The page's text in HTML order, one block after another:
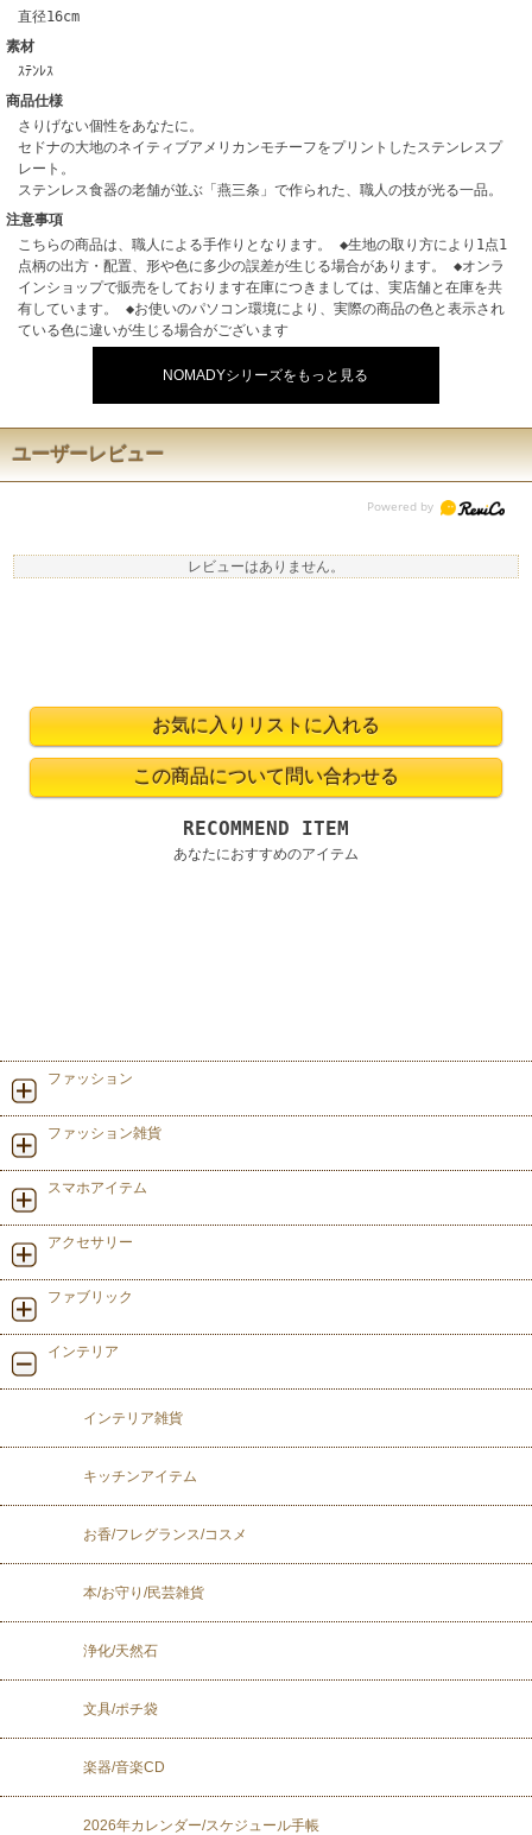
直径16cm
素材
ｽﾃﾝﾚｽ
商品仕様
さりげない個性をあなたに。
セドナの大地のネイティブアメリカンモチーフをプリントしたステンレスプ
レート。
ステンレス食器の老舗が並ぶ「燕三条」で作られた、職人の技が光る一品。
注意事項
こちらの商品は、職人による手作りとなります。 ◆生地の取り方により1点1
点柄の出方・配置、形や色に多少の誤差が生じる場合があります。 ◆オンラ
インショップで販売をしております在庫につきましては、実店舗と在庫を共
有しています。 ◆お使いのパソコン環境により、実際の商品の色と表示され
ている色に違いが生じる場合がございます
NOMADYシリーズをもっと見る
ユーザーレビュー
レビューはありません。
RECOMMEND ITEM
あなたにおすすめのアイテム
ファッション
ファッション雑貨
スマホアイテム
アクセサリー
ファブリック
インテリア
インテリア雑貨
キッチンアイテム
お香/フレグランス/コスメ
本/お守り/民芸雑貨
浄化/天然石
文具/ポチ袋
楽器/音楽CD
2026年カレンダー/スケジュール手帳